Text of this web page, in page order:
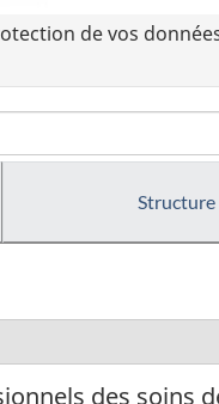
de vos
des soins